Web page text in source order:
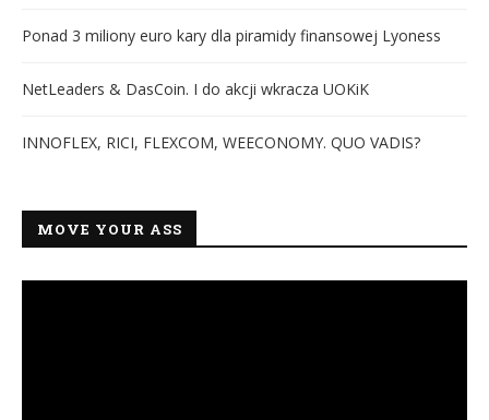
Ponad 3 miliony euro kary dla piramidy finansowej Lyoness
NetLeaders & DasCoin. I do akcji wkracza UOKiK
INNOFLEX, RICI, FLEXCOM, WEECONOMY. QUO VADIS?
MOVE YOUR ASS